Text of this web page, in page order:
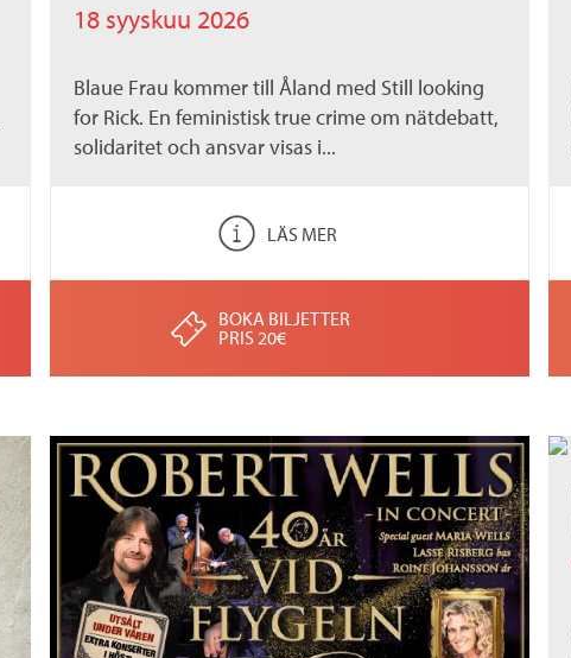
18 syyskuu 2026
Blaue Frau kommer till Åland med Still looking
for Rick. En feministisk true crime om nätdebatt,
solidaritet och ansvar visas i...
LÄS MER
BOKA BILJETTER
PRIS 20€